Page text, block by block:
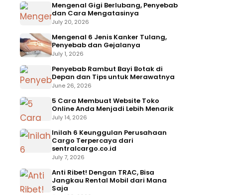
Mengenal Gigi Berlubang, Penyebab
dan Cara Mengatasinya
July 20, 2026
Mengenal 6 Jenis Kanker Tulang,
Penyebab dan Gejalanya
July 1, 2026
Penyebab Rambut Bayi Botak di
Depan dan Tips untuk Merawatnya
June 26, 2026
5 Cara Membuat Website Toko
Online Anda Menjadi Lebih Menarik
July 14, 2026
Inilah 6 Keunggulan Perusahaan
Cargo Terpercaya dari
sentralcargo.co.id
July 7, 2026
Anti Ribet! Dengan TRAC, Bisa
Jangkau Rental Mobil dari Mana
Saja